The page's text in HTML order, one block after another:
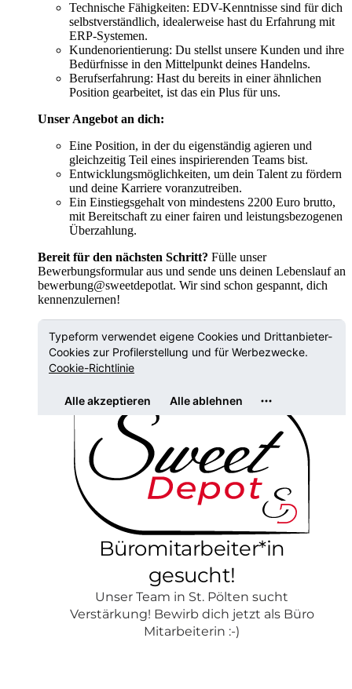
Technische Fähigkeiten: EDV-Kenntnisse sind für dich
selbstverständlich, idealerweise hast du Erfahrung mit
ERP-Systemen.
Kundenorientierung: Du stellst unsere Kunden und ihre
Bedürfnisse in den Mittelpunkt deines Handelns.
Berufserfahrung: Hast du bereits in einer ähnlichen
Position gearbeitet, ist das ein Plus für uns.
Unser Angebot an dich:
Eine Position, in der du eigenständig agieren und
gleichzeitig Teil eines inspirierenden Teams bist.
Entwicklungsmöglichkeiten, um dein Talent zu fördern
und deine Karriere voranzutreiben.
Ein Einstiegsgehalt von mindestens 2200 Euro brutto,
mit Bereitschaft zu einer fairen und leistungsbezogenen
Überzahlung.
Bereit für den nächsten Schritt? Fülle unser
Bewerbungsformular aus und sende uns deinen Lebenslauf an
bewerbung@sweetdepotlat. Wir sind schon gespannt, dich
kennenzulernen!